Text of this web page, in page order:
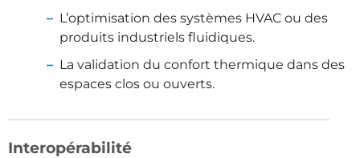
L’optimisation des systèmes HVAC ou des
produits industriels fluidiques.
La validation du confort thermique dans des
espaces clos ou ouverts.
Interopérabilité